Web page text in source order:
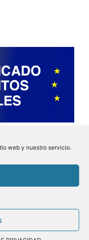
web y nuestro servicio.
Instagram
© 2026